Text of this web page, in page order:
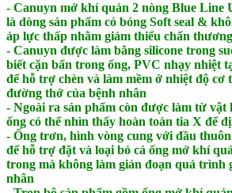
- Canuyn mở khí quản 2 nòng Blue Line
là dòng sản phẩm có bóng Soft seal &
áp lực thấp nhằm giảm thiểu chấn
- Canuyn được làm bằng silicone trong
biết cặn bẩn trong ống, PVC nhạy nhiệt
để hỗ trợ chèn và làm mềm ở nhiệt độ cơ
đường thở của bệnh nhân
- Ngoài ra sản phẩm còn được làm từ vật
ống có thể nhìn thấy hoàn toàn tia X để
- Ống trơn, hình vòng cung với đầu
để hỗ trợ đặt và loại bỏ cả ống mở khí
trong mà không làm gián đoạn quá trình
nhân